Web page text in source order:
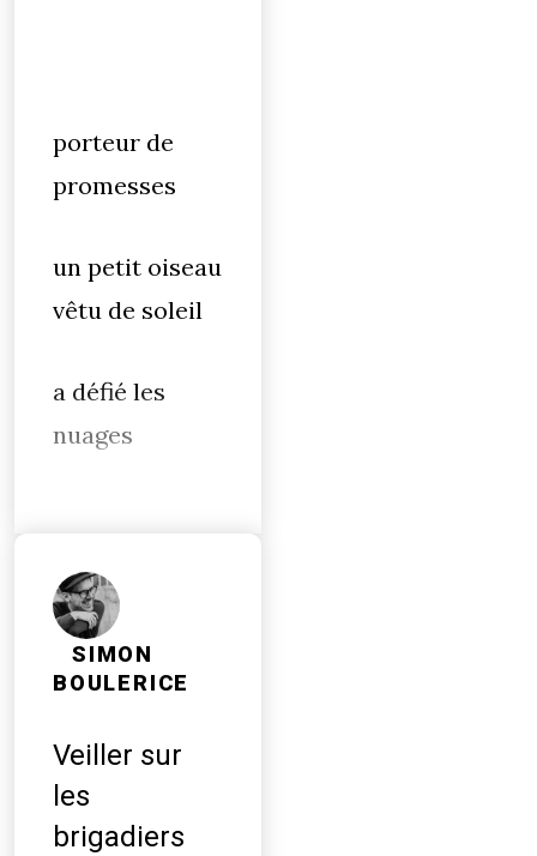
porteur de
promesses
un petit oiseau
vêtu de soleil
a défié les
nuages
SIMON
BOULERICE
Veiller sur
les
brigadiers